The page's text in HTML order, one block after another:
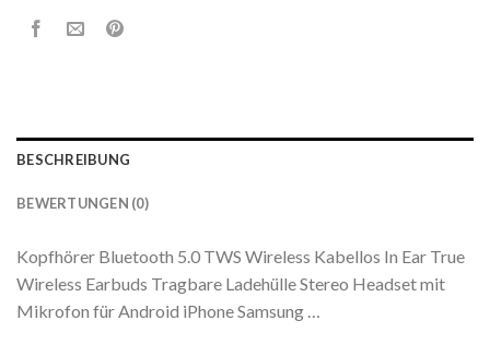
BESCHREIBUNG
BEWERTUNGEN (0)
Kopfhörer Bluetooth 5.0 TWS Wireless Kabellos In Ear True
Wireless Earbuds Tragbare Ladehülle Stereo Headset mit
Mikrofon für Android iPhone Samsung …